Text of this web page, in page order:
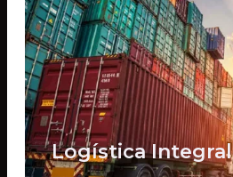
Logística Integral